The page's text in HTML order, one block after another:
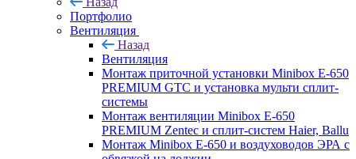
Портфолио
Вентиляция
Назад
Вентиляция
Монтаж приточной установки Minibox E-650
PREMIUM GTC и установка мульти сплит-
системы
Монтаж вентиляции Minibox E-650
PREMIUM Zentec и сплит-систем Haier, Ballu
Монтаж Minibox E-650 и воздуховодов ЭРА с